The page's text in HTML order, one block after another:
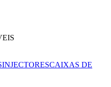
INJECTORESCAIXAS DE